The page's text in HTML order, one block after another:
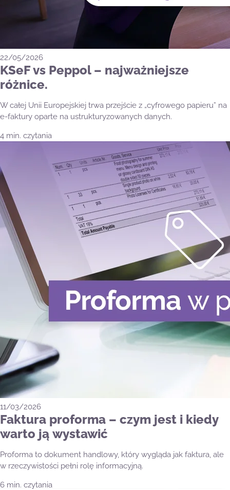
22/05/2026
KSeF vs Peppol – najważniejsze
różnice.
W całej Unii Europejskiej trwa przejście z „cyfrowego papieru” na
e-faktury oparte na ustrukturyzowanych danych.
4 min. czytania
11/03/2026
Faktura proforma – czym jest i kiedy
warto ją wystawić
Proforma to dokument handlowy, który wygląda jak faktura, ale
w rzeczywistości pełni rolę informacyjną.
6 min. czytania